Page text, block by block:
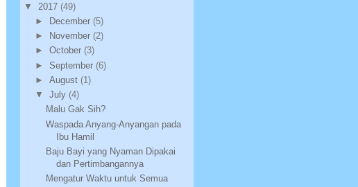
▼ 2017 (49)
►
December (5)
►
November (2)
► October (3)
► September (6)
► August (1)
▼ July (4)
Malu Gak Sih?
Waspada Anyang-Anyangan pada
Ibu Hamil
Baju Bayi yang Nyaman Dipakai
dan Pertimbangannya
Mengatur Waktu untuk Semua